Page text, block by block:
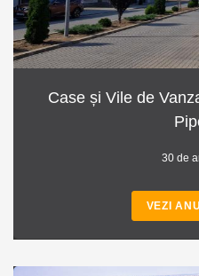
Case și Vile de
30 de
VEZI